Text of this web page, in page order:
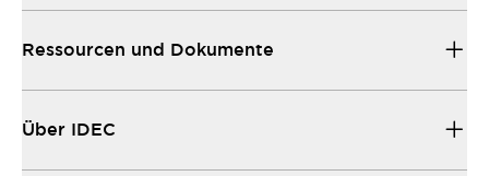
Ressourcen und Dokumente
Über IDEC